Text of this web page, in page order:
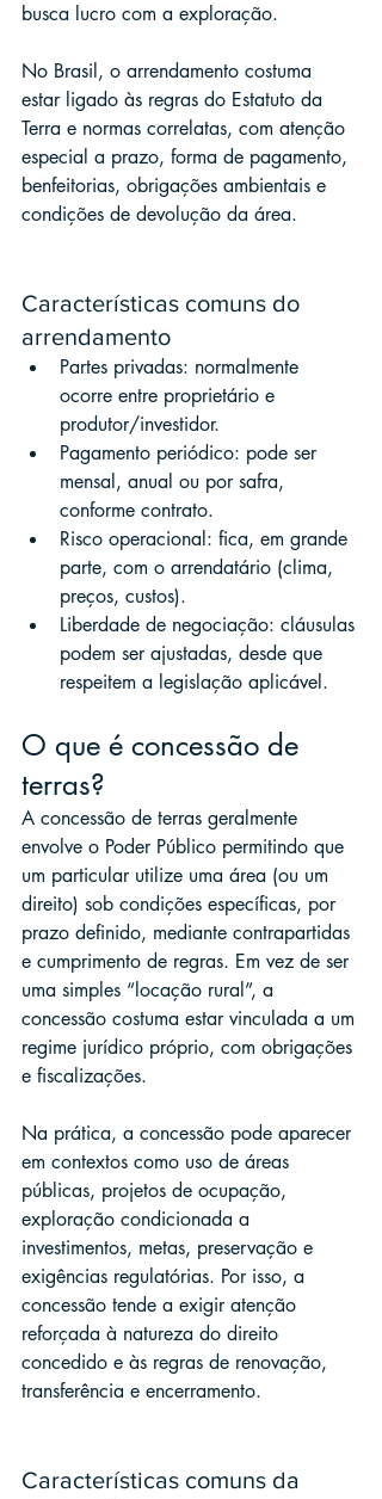
busca lucro com a exploração.
No Brasil, o arrendamento costuma
estar ligado às regras do Estatuto da
Terra e normas correlatas, com atenção
especial a prazo, forma de pagamento,
benfeitorias, obrigações ambientais e
condições de devolução da área.
Características comuns do
arrendamento
Partes privadas: normalmente
ocorre entre proprietário e
produtor/investidor.
Pagamento periódico: pode ser
mensal, anual ou por safra,
conforme contrato.
Risco operacional: fica, em grande
parte, com o arrendatário (clima,
preços, custos).
Liberdade de negociação: cláusulas
podem ser ajustadas, desde que
respeitem a legislação aplicável.
O que é concessão de
terras?
A concessão de terras geralmente
envolve o Poder Público permitindo que
um particular utilize uma área (ou um
direito) sob condições específicas, por
prazo definido, mediante contrapartidas
e cumprimento de regras. Em vez de ser
uma simples “locação rural”, a
concessão costuma estar vinculada a um
regime jurídico próprio, com obrigações
e fiscalizações.
Na prática, a concessão pode aparecer
em contextos como uso de áreas
públicas, projetos de ocupação,
exploração condicionada a
investimentos, metas, preservação e
exigências regulatórias. Por isso, a
concessão tende a exigir atenção
reforçada à natureza do direito
concedido e às regras de renovação,
transferência e encerramento.
Características comuns da